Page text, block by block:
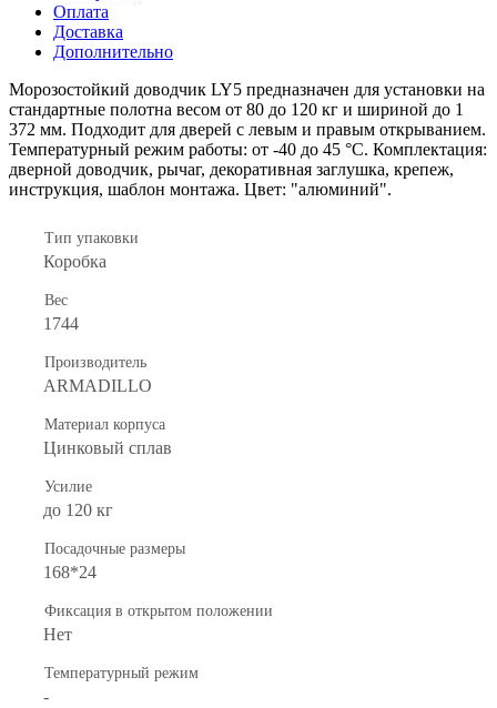
Оплата
Доставка
Дополнительно
Морозостойкий доводчик LY5 предназначен для установки на
стандартные полотна весом от 80 до 120 кг и шириной до 1
372 мм. Подходит для дверей с левым и правым открыванием.
Температурный режим работы: от -40 до 45 °C. Комплектация:
дверной доводчик, рычаг, декоративная заглушка, крепеж,
инструкция, шаблон монтажа. Цвет: "алюминий".
Тип упаковки
Коробка
Вес
1744
Производитель
ARMADILLO
Материал корпуса
Цинковый сплав
Усилие
до 120 кг
Посадочные размеры
168*24
Фиксация в открытом положении
Нет
Температурный режим
-